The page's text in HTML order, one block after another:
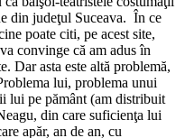
din judeţul Suceava. În ce
poate citi, pe acest site,
convinge că am adus în
Dar asta este altă problemă,
lui, problema unui
lui pe pământ (am distribuit
din care suficienţa lui
apăr, an de an, cu